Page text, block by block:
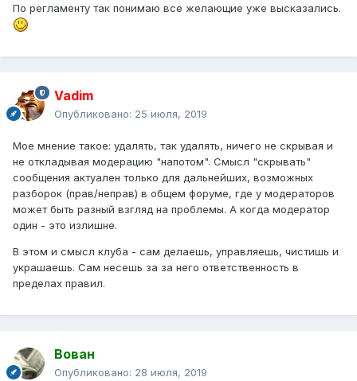
По регламенту так понимаю все желающие уже высказались.
Vadim
Опубликовано: 25 июля, 2019
Мое мнение такое: удалять, так удалять, ничего не скрывая и
не откладывая модерацию "напотом". Смысл "скрывать"
сообщения актуален только для дальнейших, возможных
разборок (прав/неправ) в общем форуме, где у модераторов
может быть разный взгляд на проблемы. А когда модератор
один - это излишне.
В этом и смысл клуба - сам делаешь, управляешь, чистишь и
украшаешь. Сам несешь за за него ответственность в
пределах правил.
Вован
Опубликовано: 28 июля, 2019